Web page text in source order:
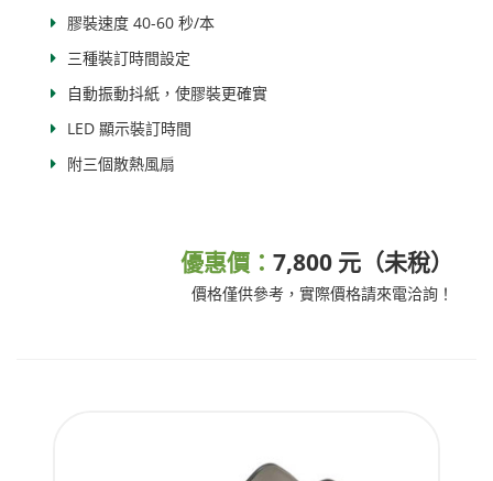
膠裝速度 40-60 秒/本
三種裝訂時間設定
自動振動抖紙，使膠裝更確實
LED 顯示裝訂時間
附三個散熱風扇
優惠價：7,800 元（未稅）
價格僅供參考，實際價格請來電洽詢！